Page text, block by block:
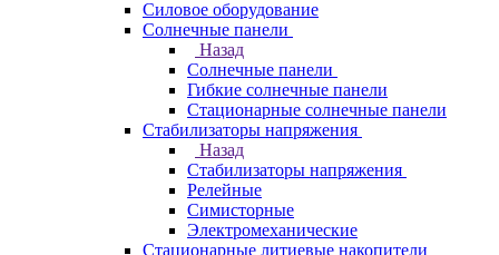
Силовое оборудование
Солнечные панели
Назад
Солнечные панели
Гибкие солнечные панели
Стационарные солнечные панели
Стабилизаторы напряжения
Назад
Стабилизаторы напряжения
Релейные
Симисторные
Электромеханические
Стационарные литиевые накопители